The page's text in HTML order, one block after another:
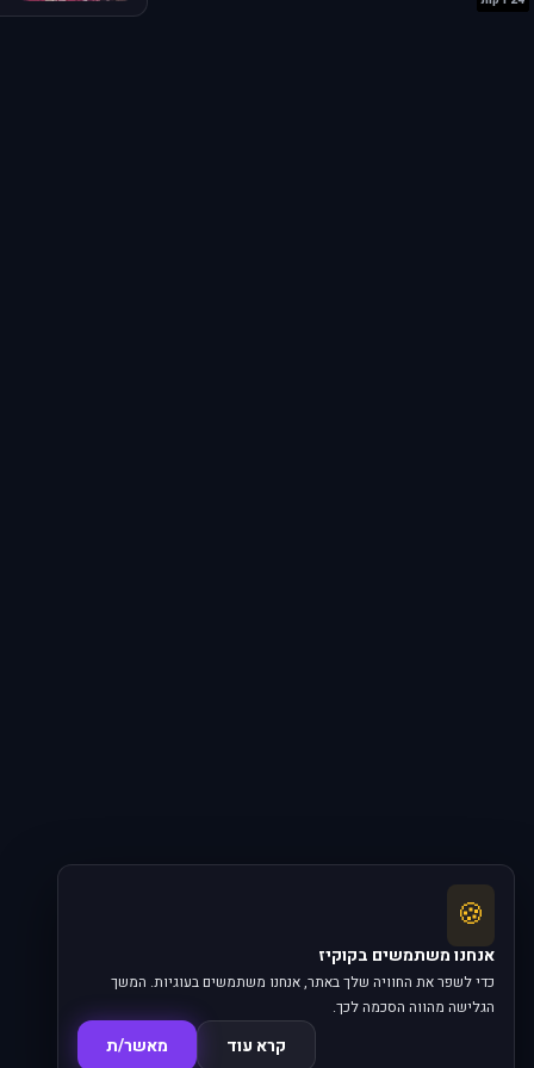
🍪
אנחנו משתמשים בקוקיז
כדי לשפר את החוויה שלך באתר, אנחנו משתמשים בעוגיות. המשך
הגלישה מהווה הסכמה לכך.
קרא עוד מאשר/ת